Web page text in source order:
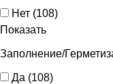
Нет (108)
Показать
Заполнение/
Да (108)